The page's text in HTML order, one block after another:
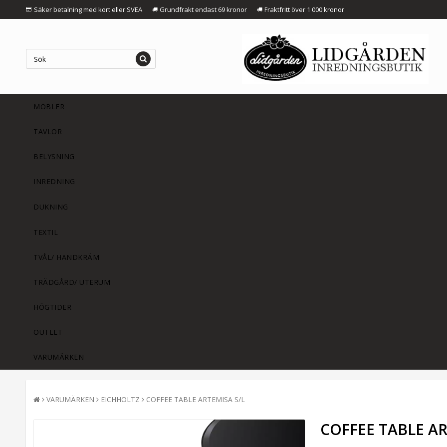
Säker betalning med kort eller SVEA Grundfrakt endast 69 kronor Fraktfritt över 1 000 kronor
MÖBLER
TAVLOR
BELYSNING
INREDNING
DUKNING
TEXTIL
TVÅL/ HANDKRÄM
TRÄDGÅRD/ UTERUM
HÖGTIDER
OUTLET
VARUMÄRKEN
VARUMÄRKEN EICHHOLTZ COFFEE TABLE ARTEMISA S/L
COFFEE TABLE